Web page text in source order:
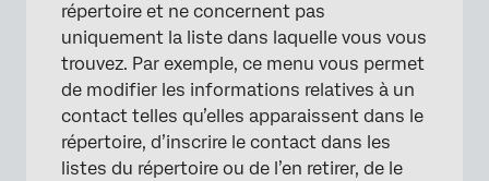
répertoire et ne concernent pas
uniquement la liste dans laquelle vous vous
trouvez. Par exemple, ce menu vous permet
de modifier les informations relatives à un
contact telles qu’elles apparaissent dans le
répertoire, d’inscrire le contact dans les
listes du répertoire ou de l’en retirer, de le